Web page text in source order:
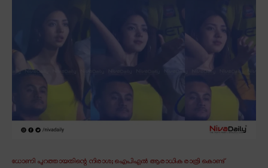
ധോണി പുറത്തായതിന്റെ നിരാശ; ഐപിഎൽ ആരാധിക രാത്രി കൊണ്ട്